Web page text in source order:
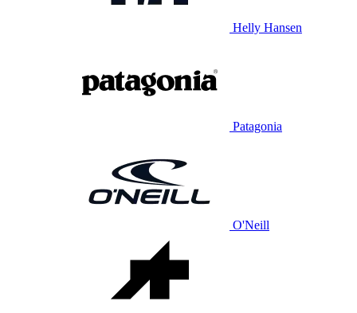
Helly Hansen
Patagonia
O'Neill